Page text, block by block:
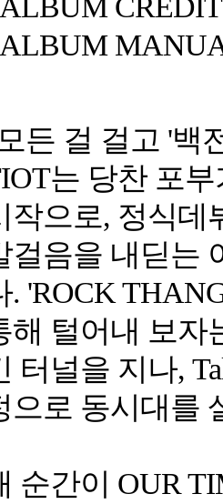
든 걸 걸고 '백
는 당찬 포
작으로, 정식데
걸음을 내딛는
. 'ROCK
해 털어내 보자
터널을 지나,
으로 동시대를
순간이 OUR